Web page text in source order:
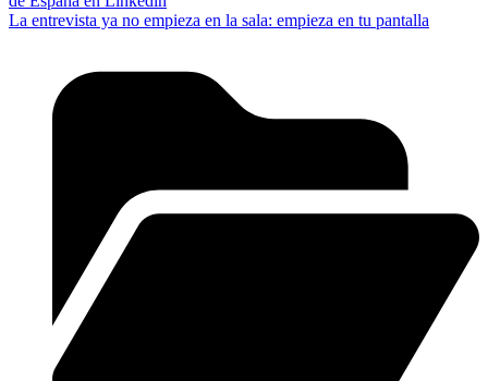
La entrevista ya no empieza en la sala: empieza en tu pantalla